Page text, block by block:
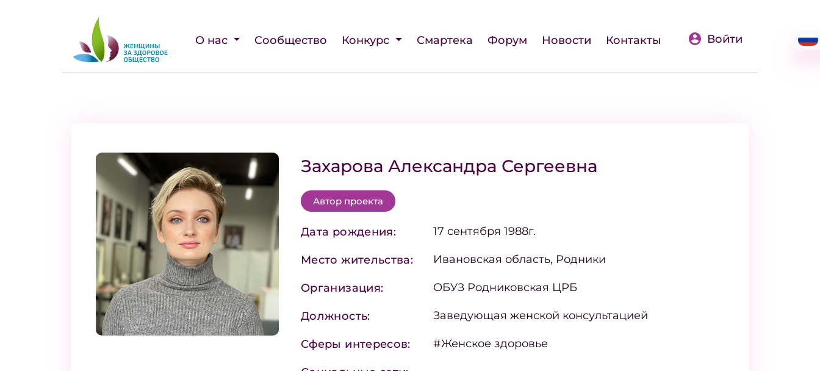
О нас Сообщество Конкурс Смартека Форум Новости Контакты Войти
Захарова Александра Сергеевна
Автор проекта
Дата рождения: 17 сентября 1988г.
Место жительства: Ивановская область, Родники
Организация: ОБУЗ Родниковская ЦРБ
Должность: Заведующая женской консультацией
Сферы интересов: #Женское здоровье